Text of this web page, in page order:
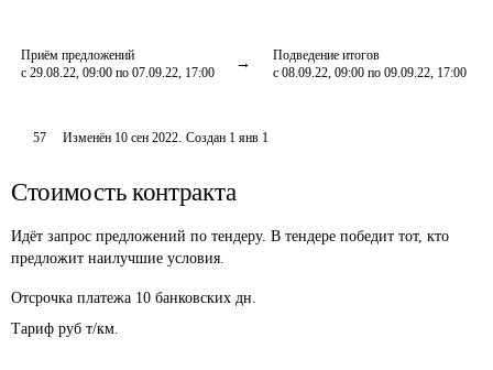
Приём предложений
с 29.08.22, 09:00 по 07.09.22, 17:00
Подведение итогов
с 08.09.22, 09:00 по 09.09.22, 17:00
57 Изменён 10 сен 2022. Создан 1 янв 1
Стоимость контракта
Идёт запрос предложений по тендеру. В тендере победит тот, кто
предложит наилучшие условия.
Отсрочка платежа 10 банковских дн.
Тариф руб т/км.